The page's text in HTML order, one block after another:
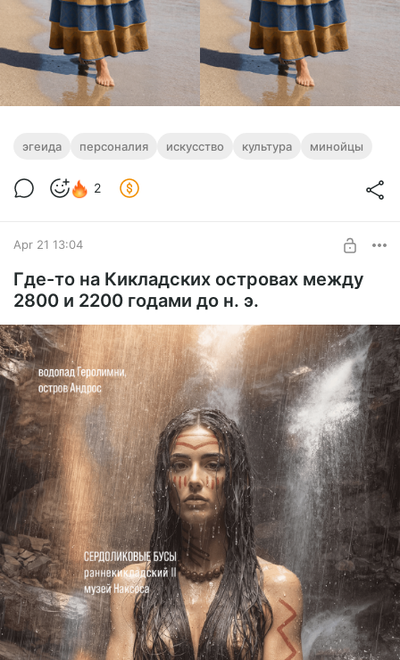
эгеида персоналия искусство культура минойцы
2
Apr 21 13:04
Где-то на Кикладских островах между
2800 и 2200 годами до н. э.